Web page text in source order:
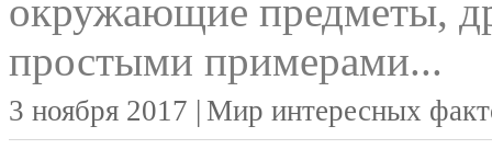
окружающие предметы,
простыми примерами...
3 ноября 2017 | Мир интересных